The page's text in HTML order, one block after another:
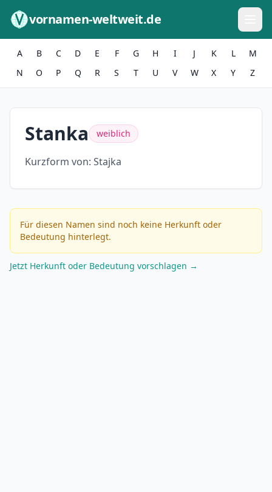
vornamen-weltweit.de
A B C D E F G H I J K L
M
N
O P Q R S T U V W X Y Z
Stanka weiblich
Kurzform von: Stajka
Für diesen Namen sind noch keine Herkunft oder
Bedeutung hinterlegt.
Jetzt Herkunft oder Bedeutung vorschlagen →